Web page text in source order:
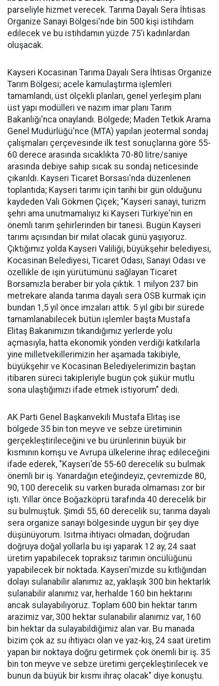
parseliyle hizmet verecek. Tarıma Dayalı Sera İhtisas
Organize Sanayi Bölgesi'nde bin 500 kişi istihdam
edilecek ve bu istihdamın yüzde 75'i kadınlardan
oluşacak.
Kayseri Kocasinan Tarıma Dayalı Sera İhtisas Organize
Tarım Bölgesi; acele kamulaştırma işlemleri
tamamlandı, üst ölçekli planları, genel yerleşim planı
üst yapı modülleri ve nazım imar planı Tarım
Bakanlığı'nca onaylandı. Bölgede; Maden Tetkik Arama
Genel Müdürlüğü'nce (MTA) yapılan jeotermal sondaj
çalışmaları çerçevesinde ilk test sonuçlarına göre 55-
60 derece arasında sıcaklıkta 70-80 litre/saniye
arasında debiye sahip sıcak su sondaj neticesinde
çıkarıldı. Kayseri Ticaret Borsası'nda düzenlenen
toplantıda; Kayseri tarımı için tarihi bir gün olduğunu
kaydeden Vali Gökmen Çiçek; "Kayseri sanayi, turizm
şehri ama unutmamalıyız ki Kayseri Türkiye'nin en
önemli tarım şehirlerinden bir tanesi. Bugün Kayseri
tarımı açısından bir milat olacak günü yaşıyoruz.
Çıktığımız yolda Kayseri Valiliği, büyükşehir belediyesi,
Kocasinan Belediyesi, Ticaret Odası, Sanayi Odası ve
özellikle de işin yürütümünü sağlayan Ticaret
Borsamızla beraber bir yola çıktık. 1 milyon 237 bin
metrekare alanda tarıma dayalı sera OSB kurmak için
bundan 1,5 yıl önce imzaları attık. 5 yıl gibi bir sürede
tamamlanabilecek bütün işlemler başta Mustafa
Elitaş Bakanımızın tıkandığımız yerlerde yolu
açmasıyla, hatta ekonomik yönden verdiği katkılarla
yine milletvekillerimizin her aşamada takibiyle,
büyükşehir ve Kocasinan Belediyelerimizin baştan
itibaren süreci takipleriyle bugün çok şükür mutlu
sona ulaştığımızı ifade etmek istiyorum" dedi.
AK Parti Genel Başkanvekili Mustafa Elitaş ise
bölgede 35 bin ton meyve ve sebze üretiminin
gerçekleştirileceğini ve bu ürünlerinin büyük bir
kısmının komşu ve Avrupa ülkelerine ihraç edileceğini
ifade ederek, "Kayseri'de 55-60 derecelik su bulmak
önemli bir iş. Yanardağın eteğindeyiz, çevremizde 80,
90, 100 derecelik su varken burada olmaması zor bir
işti. Yıllar önce Boğazköprü tarafında 40 derecelik bir
su bulmuştuk. Şimdi 55, 60 derecelik su; tarıma dayalı
sera organize sanayi bölgesinde uygun bir şey diye
düşünüyorum. Isıtma ihtiyacı olmadan, doğrudan
doğruya doğal yollarla bu işi yaparak 12 ay, 24 saat
üretim yapabilecek topraksız tarımın öncülüğünü
yapabilecek bir noktada. Kayseri'mizde su kıtlığından
dolayı sulanabilir alanımız az, yaklaşık 300 bin hektarlık
sulanabilir alanımız var, herhalde 160 bin hektarını
ancak sulayabiliyoruz. Toplam 600 bin hektar tarım
arazimiz var, 300 hektar sulanabilir alanımız var, 160
bin hektar da sulayabildiğimiz alan var. Bu manada
bizim çok az su ihtiyacı olan ve yaz-kış, 24 saat üretim
yapan bir noktaya doğru getirmek çok önemli bir iş. 35
bin ton meyve ve sebze üretimi gerçekleştirilecek ve
bunun da büyük bir kısmı ihraç olacak" diye konuştu.